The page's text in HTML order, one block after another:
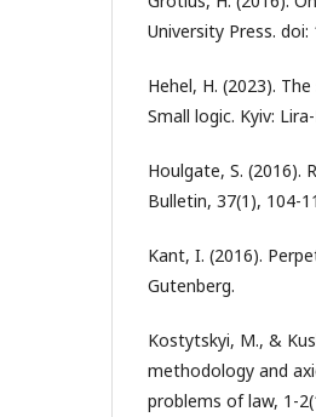
University Press.
Hehel, H. (2023).
Small logic. Kyiv:
Houlgate, S. (2016).
Bulletin, 37(1), 104-
Kant, I. (2016).
Gutenberg.
Kostytskyi, M., &
methodology and
problems of law, 1-